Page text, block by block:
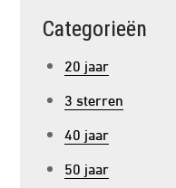
Categorieën
20 jaar
3 sterren
40 jaar
50 jaar